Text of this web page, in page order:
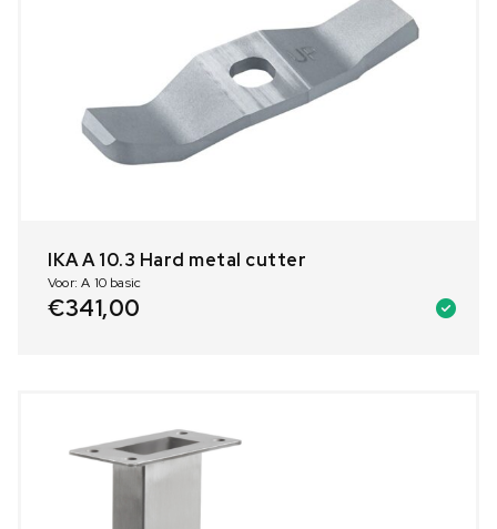
IKA A 10.3 Hard metal cutter
Voor: A 10 basic
€341,00